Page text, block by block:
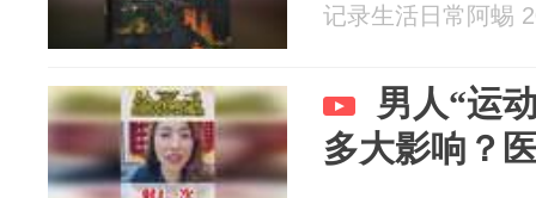
记录生活日常阿蜴
男人“运
多大影响？